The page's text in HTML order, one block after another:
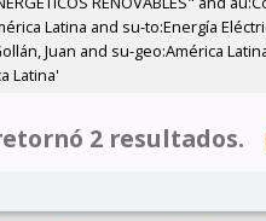
Latina and su-to:Energía
Juan and su-geo:América
Latina'
2 resultados.